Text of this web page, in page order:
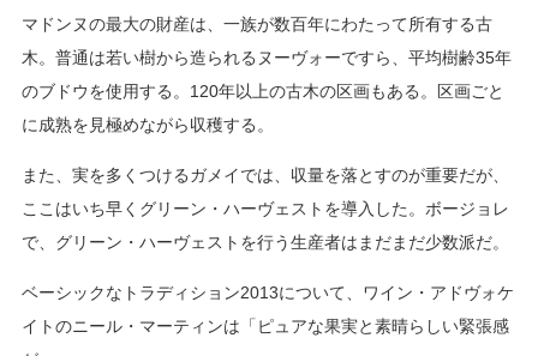
マドンヌの最大の財産は、一族が数百年にわたって所有する古
木。普通は若い樹から造られるヌーヴォーですら、平均樹齢35年
のブドウを使用する。120年以上の古木の区画もある。区画ごと
に成熟を見極めながら収穫する。
また、実を多くつけるガメイでは、収量を落とすのが重要だが、
ここはいち早くグリーン・ハーヴェストを導入した。ボージョレ
で、グリーン・ハーヴェストを行う生産者はまだまだ少数派だ。
ベーシックなトラディション2013について、ワイン・アドヴォケ
イトのニール・マーティンは「ピュアな果実と素晴らしい緊張感